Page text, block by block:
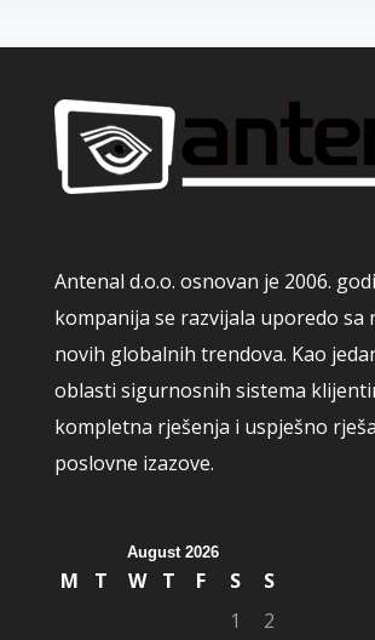
Antenal d.o.o. osnovan je 2006.
kompanija se razvijala uporedo sa
novih globalnih trendova. Kao
oblasti sigurnosnih sistema
kompletna rješenja i uspješno
poslovne izazove.
August 2026
M T W T F S
S
1
2